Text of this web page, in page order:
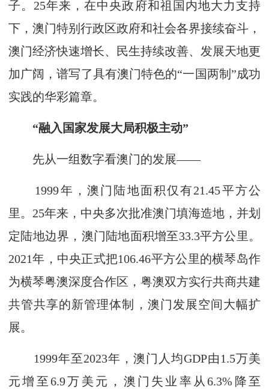
子。25年来，在中央政府和祖国内地大力支持
下，澳门特别行政区政府和社会各界接续奋斗，
澳门经济快速增长、民生持续改善、发展天地更
加广阔，谱写了具有澳门特色的“一国两制”成功
实践的华彩篇章。
“融入国家发展大局积极主动”
先从一组数字看澳门的发展——
1999年，澳门陆地面积仅有21.45平方公
里。25年来，中央多次批准澳门填海造地，并划
定陆地边界，澳门陆地面积增至33.3平方公里。
2021年，中央正式把106.46平方公里的横琴岛作
为横琴粤澳深度合作区，粤澳双方实行共商共建
共管共享的新管理体制，澳门发展空间大幅扩
展。
1999年至2023年，澳门人均GDP由1.5万美
元增至6.9万美元，澳门失业率从6.3%降至